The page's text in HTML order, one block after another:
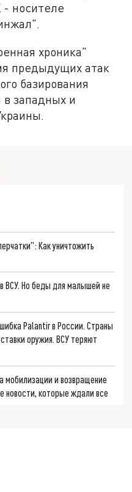
носителе
хроника"
предыдущих атак
базирования
западных и
Как уничтожить
ВСУ. Но беды для малышей не
Palantir в России. Страны
оружия. ВСУ теряют
мобилизации и возвращение
новости, которые ждали все